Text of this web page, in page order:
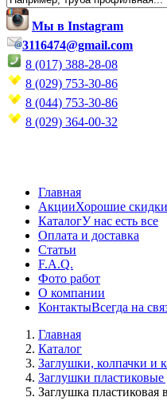
Мы в Instagram
3116474@gmail.com
8 (017) 388-28-08
8 (029) 753-30-86
8 (044) 753-30-86
8 (029) 364-00-32
Главная
АкцииХорошие скидки
КаталогУ нас есть все
Оплата и доставка
Статьи
F.A.Q.
Фото работ
О компании
КонтактыВсегда на
Главная
Каталог
Заглушки, колпачки и
Заглушки
Заглушка